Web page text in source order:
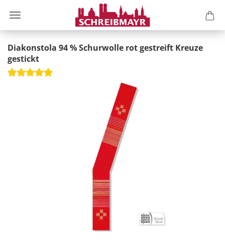
Diakonstola 94 % Schurwolle rot gestreift Kreuze
gestickt